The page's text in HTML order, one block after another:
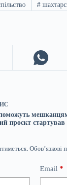
#
проєкт стартував
Обов’язкові
Email *